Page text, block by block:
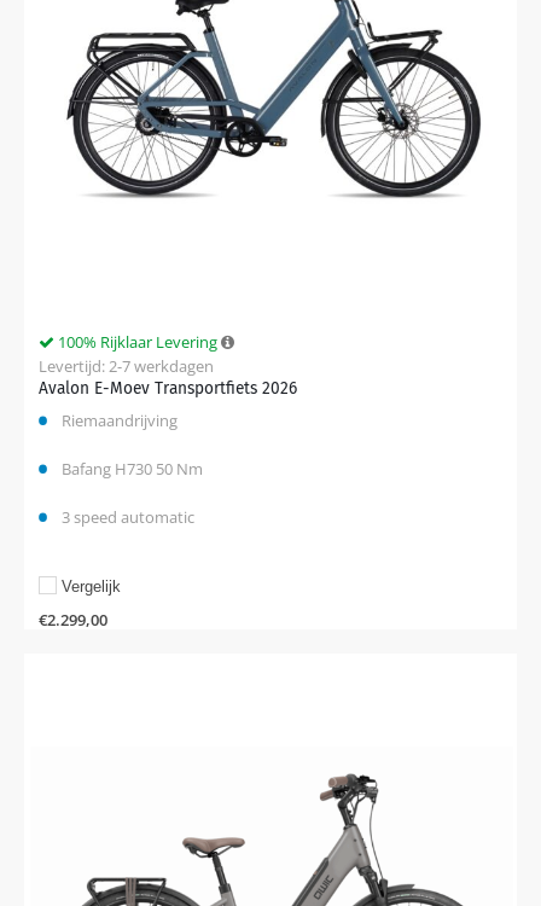
Avalon E-Moev Transportfiets 2026
100% Rijklaar Levering
Levertijd: 2-7 werkdagen
Riemaandrijving
Bafang H730 50 Nm
3 speed automatic
€2.299,00
Vergelijk